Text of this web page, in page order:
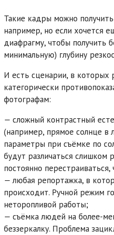
Такие кадры можно
например, но если хочется
диафрагму, чтобы получить
минимальную) глубину
И есть сценарии, в которых
категорически
фотографам:
— сложный контрастный
(например, прямое солнце в
параметры при съёмке по
будут различаться слишком
постоянно
— любая репортажка, в
происходит. Ручной режим
неторопливой работы;
— съёмка людей на более-
беззеркалку. Проблема